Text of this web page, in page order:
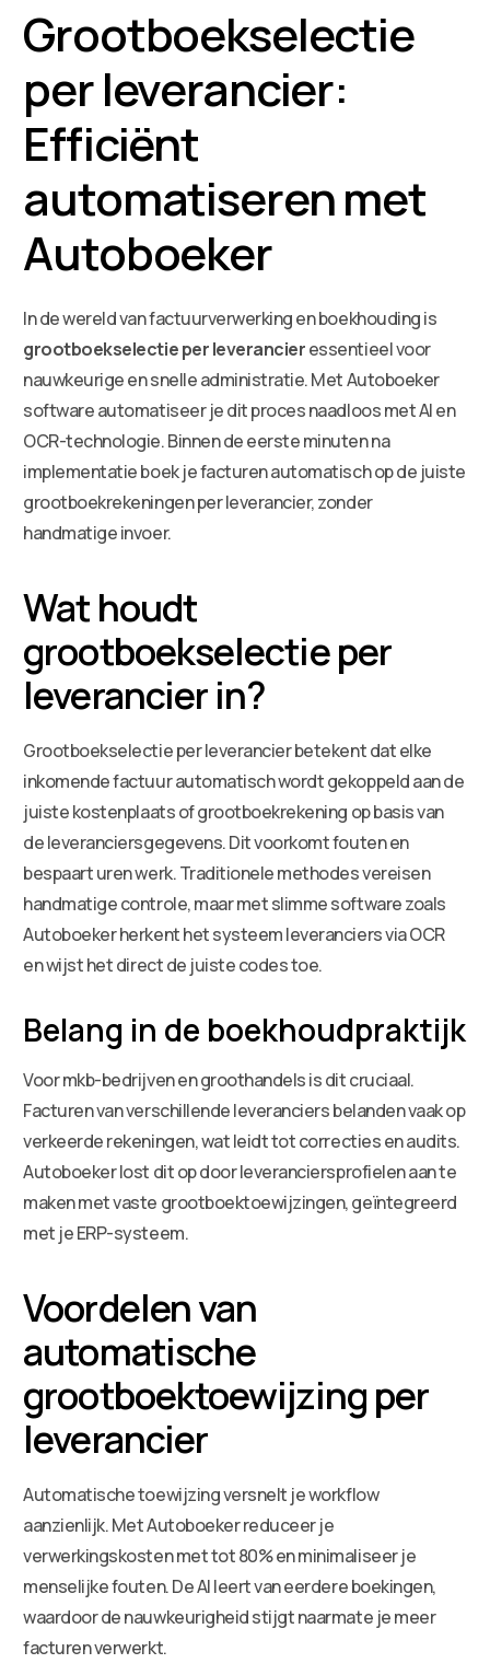
Grootboekselectie
per leverancier:
Efficiënt
automatiseren met
Autoboeker
In de wereld van factuurverwerking en boekhouding is
grootboekselectie per leverancieressentieel voor
nauwkeurige en snelle administratie. Met Autoboeker
software automatiseer je dit proces naadloos met AI en
OCR-technologie. Binnen de eerste minuten na
implementatie boek je facturen automatisch op de juiste
grootboekrekeningen per leverancier, zonder
handmatige invoer.
Wat houdt
grootboekselectie per
leverancier in?
Grootboekselectie per leverancier betekent dat elke
inkomende factuur automatisch wordt gekoppeld aan de
juiste kostenplaats of grootboekrekening op basis van
de leveranciersgegevens. Dit voorkomt fouten en
bespaart uren werk. Traditionele methodes vereisen
handmatige controle, maar met slimme software zoals
Autoboeker herkent het systeem leveranciers via OCR
en wijst het direct de juiste codes toe.
Belang in de boekhoudpraktijk
Voor mkb-bedrijven en groothandels is dit cruciaal.
Facturen van verschillende leveranciers belanden vaak op
verkeerde rekeningen, wat leidt tot correcties en audits.
Autoboeker lost dit op door leveranciersprofielen aan te
maken met vaste grootboektoewijzingen, geïntegreerd
met je ERP-systeem.
Voordelen van
automatische
grootboektoewijzing per
leverancier
Automatische toewijzing versnelt je workflow
aanzienlijk. Met Autoboeker reduceer je
verwerkingskosten met tot 80% en minimaliseer je
menselijke fouten. De AI leert van eerdere boekingen,
waardoor de nauwkeurigheid stijgt naarmate je meer
facturen verwerkt.